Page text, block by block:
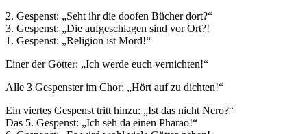
2. Gespenst: „Seht ihr die doofen Bücher dort?“
3. Gespenst: „Die aufgeschlagen sind vor Ort?!
1. Gespenst: „Religion ist Mord!“
Einer der Götter: „Ich werde euch vernichten!“
Alle 3 Gespenster im Chor: „Hört auf zu dichten!“
Ein viertes Gespenst tritt hinzu: „Ist das nicht Nero?“
Das 5. Gespenst: „Ich seh da einen Pharao!“